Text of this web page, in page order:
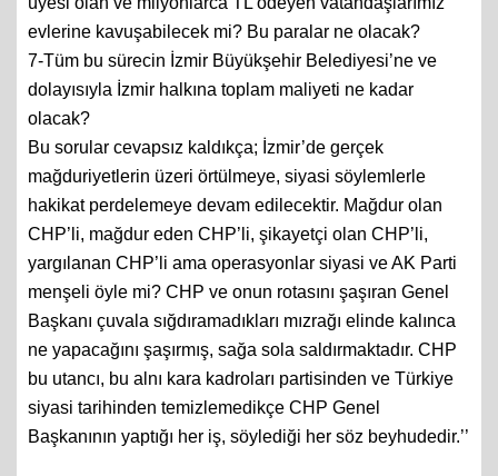
evlerine kavuşabilecek mi? Bu paralar ne olacak?
7-Tüm bu sürecin İzmir Büyükşehir Belediyesi’ne ve
dolayısıyla İzmir halkına toplam maliyeti ne kadar
olacak?
Bu sorular cevapsız kaldıkça; İzmir’de gerçek
mağduriyetlerin üzeri örtülmeye, siyasi söylemlerle
hakikat perdelemeye devam edilecektir. Mağdur olan
CHP’li, mağdur eden CHP’li, şikayetçi olan CHP’li,
yargılanan CHP’li ama operasyonlar siyasi ve AK Parti
menşeli öyle mi? CHP ve onun rotasını şaşıran Genel
Başkanı çuvala sığdıramadıkları mızrağı elinde kalınca
ne yapacağını şaşırmış, sağa sola saldırmaktadır. CHP
bu utancı, bu alnı kara kadroları partisinden ve Türkiye
siyasi tarihinden temizlemedikçe CHP Genel
Başkanının yaptığı her iş, söylediği her söz beyhudedir.’’